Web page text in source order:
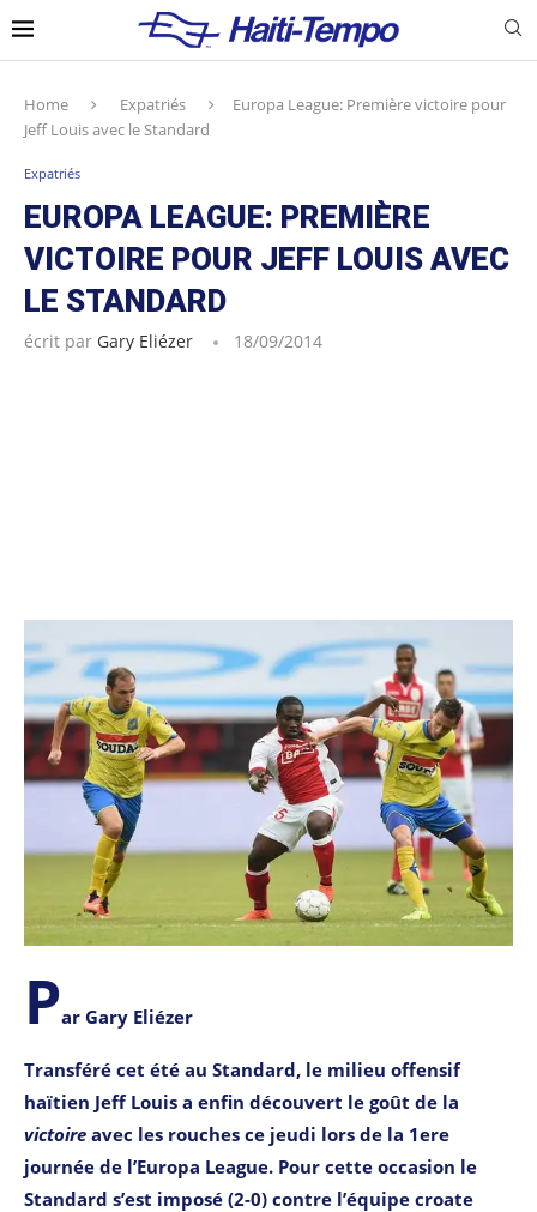
Home Expatriés
Europa League: Première victoire pour
Jeff Louis avec le Standard
Expatriés
EUROPA LEAGUE: PREMIÈRE
VICTOIRE POUR JEFF LOUIS AVEC
LE STANDARD
écrit par Gary Eliézer 18/09/2014
Par Gary Eliézer
Transféré cet été au Standard, le milieu offensif
haïtien Jeff Louis a enfin découvert le goût de la
victoire avec les rouches ce jeudi lors de la 1ere
journée de l’Europa League. Pour cette occasion le
Standard s’est imposé (2-0) contre l’équipe croate